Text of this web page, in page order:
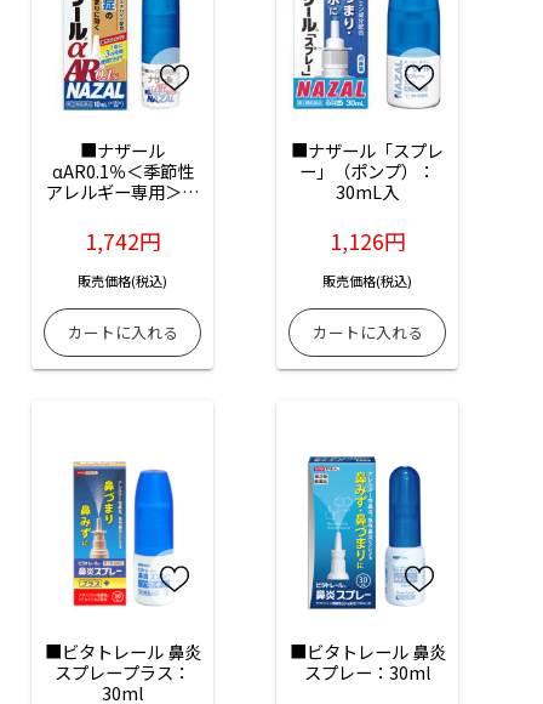
■ナザール
αAR0.1％＜季節性
アレルギー専用＞：
1,742円
販売価格(税込)
■ナザール「スプレ
ー」（ポンプ）：
30mL入
1,126円
販売価格(税込)
■ビタトレール 鼻炎
スプレープラス：
30ml
■ビタトレール 鼻炎
スプレー：30ml